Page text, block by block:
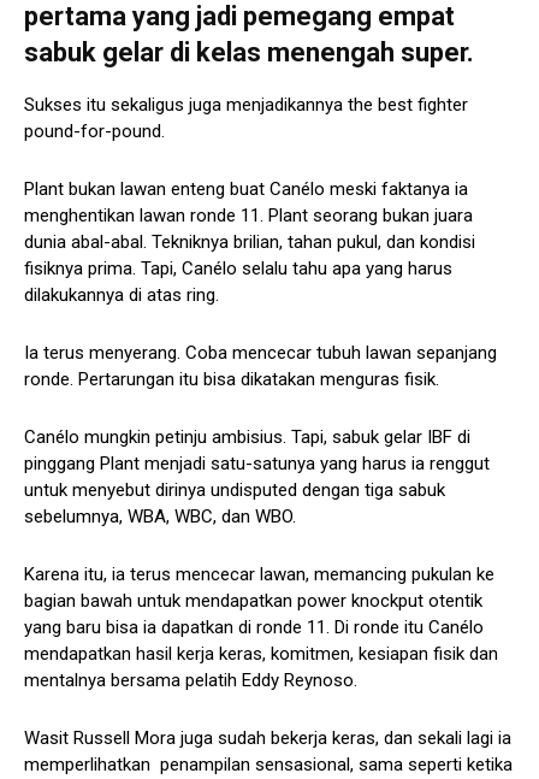
pertama yang jadi pemegang empat
sabuk gelar di kelas menengah super.
Sukses itu sekaligus juga menjadikannya the best fighter
pound-for-pound.
Plant bukan lawan enteng buat Canélo meski faktanya ia
menghentikan lawan ronde 11. Plant seorang bukan juara
dunia abal-abal. Tekniknya brilian, tahan pukul, dan kondisi
fisiknya prima. Tapi, Canélo selalu tahu apa yang harus
dilakukannya di atas ring.
Ia terus menyerang. Coba mencecar tubuh lawan sepanjang
ronde. Pertarungan itu bisa dikatakan menguras fisik.
Canélo mungkin petinju ambisius. Tapi, sabuk gelar IBF di
pinggang Plant menjadi satu-satunya yang harus ia renggut
untuk menyebut dirinya undisputed dengan tiga sabuk
sebelumnya, WBA, WBC, dan WBO.
Karena itu, ia terus mencecar lawan, memancing pukulan ke
bagian bawah untuk mendapatkan power knockput otentik
yang baru bisa ia dapatkan di ronde 11. Di ronde itu Canélo
mendapatkan hasil kerja keras, komitmen, kesiapan fisik dan
mentalnya bersama pelatih Eddy Reynoso.
Wasit Russell Mora juga sudah bekerja keras, dan sekali lagi ia
memperlihatkan penampilan sensasional, sama seperti ketika